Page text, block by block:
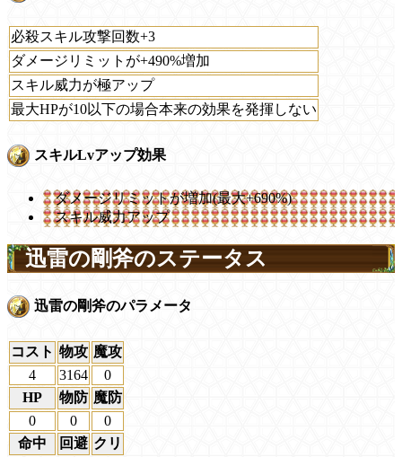
必殺スキル攻撃回数+3
ダメージリミットが+490%増加
スキル威力が極アップ
最大HPが10以下の場合本来の効果を発揮しない
スキルLvアップ効果
ダメージリミットが増加(最大+690%)
スキル威力アップ
迅雷の剛斧のステータス
迅雷の剛斧のパラメータ
コスト 物攻 魔攻
4
3164
0
HP
物防 魔防
0
0
0
命中
回避 クリ